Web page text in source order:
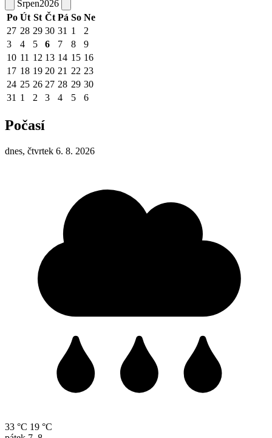
Srpen2026
Po Út St Čt Pá So Ne
27 28 29 30 31 1
2
3
4 5 6 7 8
9
10 11 12 13 14 15 16
17 18 19 20 21 22 23
24 25 26 27 28 29 30
31 1 2 3 4 5 6
Počasí
dnes, čtvrtek 6. 8. 2026
33 °C 19 °C